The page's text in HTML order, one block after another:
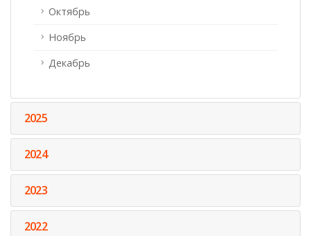
Октябрь
Ноябрь
Декабрь
2025
2024
2023
2022